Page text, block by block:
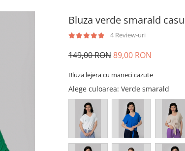
Bluza verde smarald
4 Review-uri
149,00 RON89,00 RON
Bluza lejera cu maneci cazute
Alege culoarea: Verde smarald